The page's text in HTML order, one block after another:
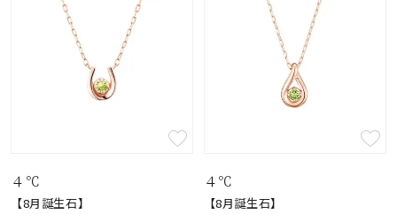
４℃
【8月誕生石】
４℃
【8月誕生石】